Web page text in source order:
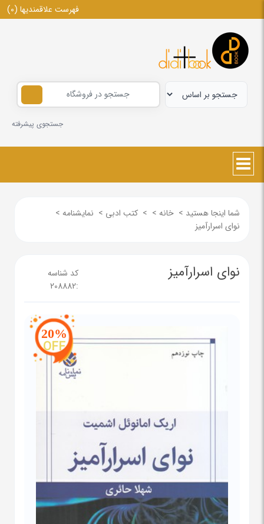
فهرست علاقمندیها (0)
جستجوی پیشرفته
شما اینجا هستید > خانه >
> کتب ادبی > نمایشنامه >
نوای اسرارآمیز
نوای اسرارآمیز
کد شناسه
:
208882
20%
OFF